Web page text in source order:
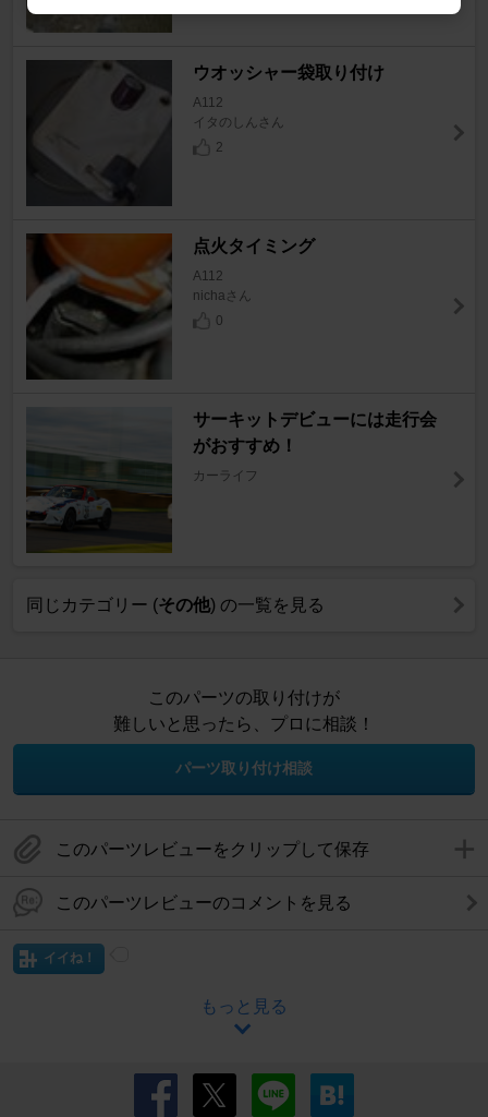
ウオッシャー袋取り付け
A112
イタのしんさん
2
点火タイミング
A112
nichaさん
0
サーキットデビューには走行会
がおすすめ！
カーライフ
同じカテゴリー (その他) の一覧を見る
このパーツの取り付けが
難しいと思ったら、プロに相談！
パーツ取り付け相談
このパーツレビューをクリップして保存
このパーツレビューのコメントを見る
イイね！
もっと見る